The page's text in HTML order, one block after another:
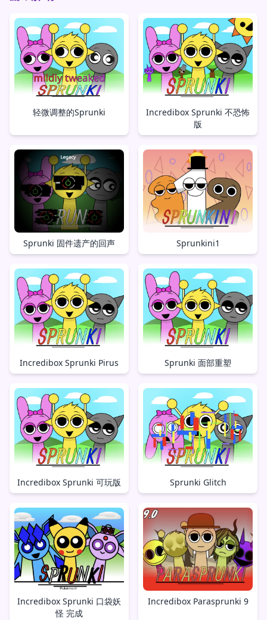
轻微调整的Sprunki
Incredibox Sprunki 不恐怖
版
Sprunki 固件遗产的回声 Sprunkini1
Incredibox Sprunki Pirus Sprunki 面部重塑
Incredibox Sprunki 可玩版 Sprunki Glitch
Incredibox Sprunki 口袋妖
怪 完成
Incredibox Parasprunki 9